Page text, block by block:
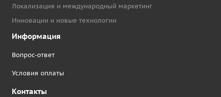
Локализация и международный маркетинг
Инновации и новые технологии
Информация
Вопрос-ответ
Условия оплаты
Контакты